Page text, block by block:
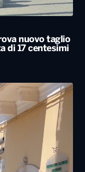
nuovo taglio
di 17 centesimi